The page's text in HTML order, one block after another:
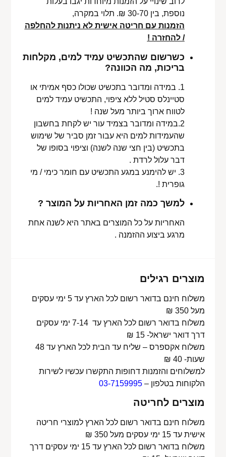
נוספת, בין 30-70 ₪. תלוי במקרה,
הזמנות עם חריטה אישית לא ניתנות להחלפה
/ להחזרה !
כשרשום שהתכשיט עמיד למים, מקלחות
בריכות, מה הכוונה?
1. במידה ומדובר בתכשיט שכולו כסף אמיתי או
סטיינלס סטיל ללא ציפוי, התכשיט עמיד למים
לטווח ארוך ביותר מעל שנה !
2.במידה ומדובר בצמיד עור יש לקחת בחשבון
שהעמידות למים היא עבור זמן סביר של שימוש
בתכשיט (בין חצי שנה לשנה) וציפוי בסופו של
דבר עלול לרדת .
3. יש להימנע במגע התכשיט עם חומר כימי / מי
גופרית !.
למשך כמה זמן האחריות על המוצר ?
האחריות על כל המוצרים באתר היא לשנה אחת
מרגע ביצוע ההזמנה .
מוצרים רגילים
משלוח חינם בדואר רשום לכל הארץ עד 5 ימי עסקים
מעל 350 ₪
משלוח בדואר רשום לכל הארץ עד 7-14 ימי עסקים
דרך דואר ישראל- 15 ₪
משלוח אקספרס – שליח עד הבית לכל הארץ עד 48
שעות- 40 ₪
למשלוחים והזמנות דחופות התקשרו עכשיו לשירות
הלקוחות בטלפון –03-7159995
מוצרים לחריטה
משלוח חינם בדואר רשום לכל הארץ למוצרי חריטה
אישית עד 15 ימי עסקים מעל 350 ₪
משלוח בדואר רשום לכל הארץ עד 15 ימי עסקים דרך